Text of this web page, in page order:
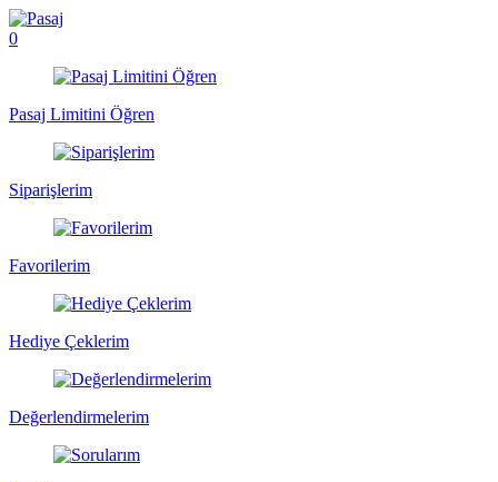
0
Pasaj Limitini Öğren
Siparişlerim
Favorilerim
Hediye Çeklerim
Değerlendirmelerim